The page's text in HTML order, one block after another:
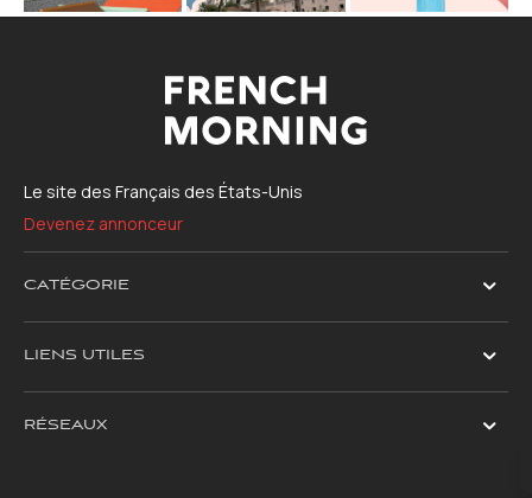
Le site des Français des États-Unis
Devenez annonceur
CATÉGORIE
LIENS UTILES
RÉSEAUX